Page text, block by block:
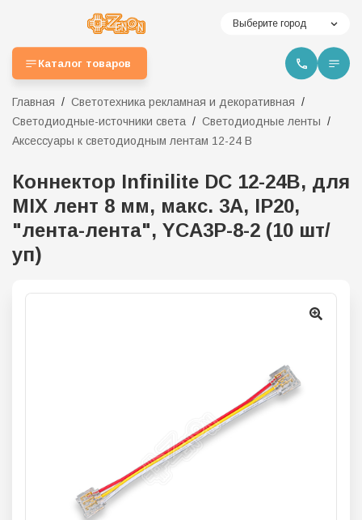
Выберите город
Каталог товаров
Главная
Светотехника рекламная и декоративная
Светодиодные-источники света
Светодиодные ленты
Аксессуары к светодиодным лентам 12-24 В
Коннектор Infinilite DC 12-24В, для
MIX лент 8 мм, макс. 3А, IP20,
"лента-лента", YCA3P-8-2 (10 шт/
уп)